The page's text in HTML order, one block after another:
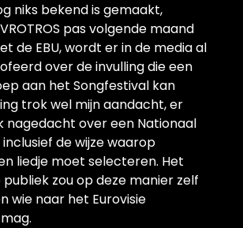
niks bekend is gemaakt,
pas volgende maand
de EBU, wordt er in de media al
over de invulling die een
aan het Songfestival kan
trok wel mijn aandacht, er
nagedacht over een Nationaal
de wijze waarop
liedje moet selecteren. Het
zou op deze manier zelf
wie naar het Eurovisie